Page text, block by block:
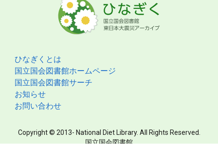
ひなぎくとは
国立国会図書館ホームページ
国立国会図書館サーチ
お知らせ
お問い合わせ
Copyright © 2013- National Diet Library. All Rights Reserved.